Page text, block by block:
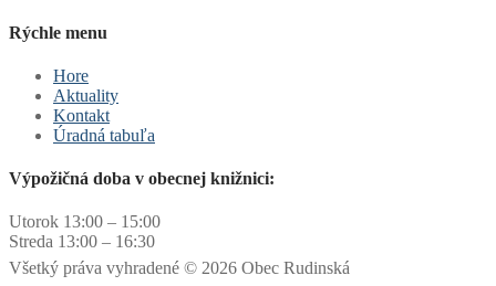
Rýchle menu
Hore
Aktuality
Kontakt
Úradná tabuľa
Výpožičná doba v obecnej knižnici:
Utorok 13:00 – 15:00
Streda 13:00 – 16:30
Všetký práva vyhradené © 2026 Obec Rudinská